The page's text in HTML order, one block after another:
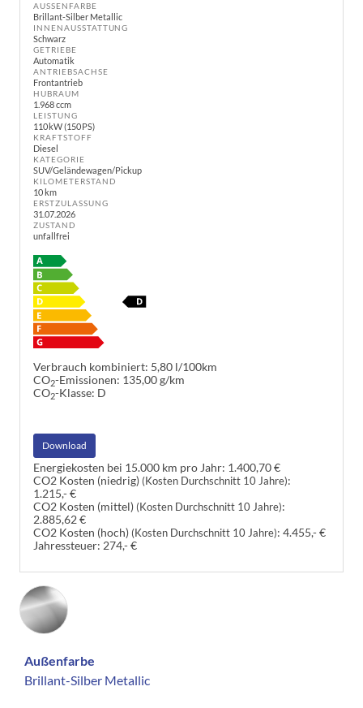
AUSSENFARBE
Brillant-Silber Metallic
INNENAUSSTATTUNG
Schwarz
GETRIEBE
Automatik
ANTRIEBSACHSE
Frontantrieb
HUBRAUM
1.968 ccm
LEISTUNG
110 kW (150 PS)
KRAFTSTOFF
Diesel
KATEGORIE
SUV/Geländewagen/Pickup
KILOMETERSTAND
10 km
ERSTZULASSUNG
31.07.2026
ZUSTAND
unfallfrei
Verbrauch kombiniert: 5,80 l/100km
CO2-Emissionen: 135,00 g/km
CO2-Klasse: D
Download
Energiekosten bei 15.000 km pro Jahr: 1.400,70 €
CO2 Kosten (niedrig) (Kosten Durchschnitt 10 Jahre):
1.215,- €
CO2 Kosten (mittel) (Kosten Durchschnitt 10 Jahre):
2.885,62 €
CO2 Kosten (hoch) (Kosten Durchschnitt 10 Jahre): 4.455,- €
Jahressteuer: 274,- €
Außenfarbe
Brillant-Silber Metallic